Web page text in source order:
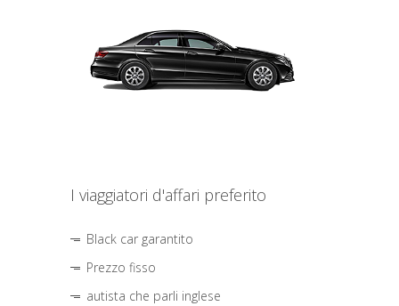
I viaggiatori d'affari preferito
Black car garantito
Prezzo fisso
autista che parli inglese